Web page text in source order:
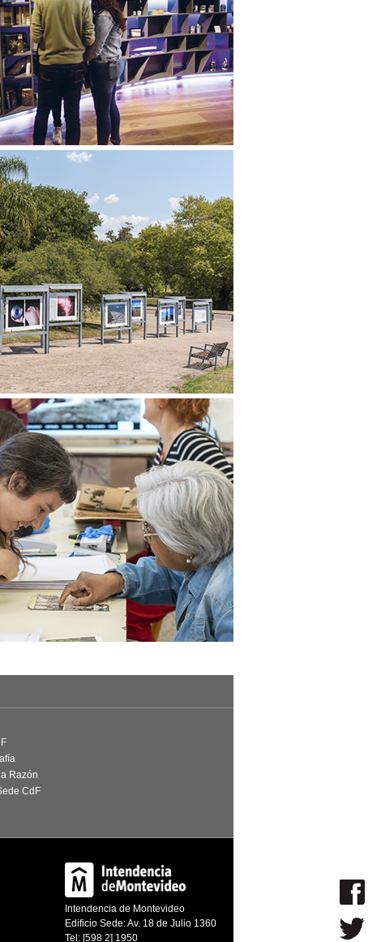
Razón
CdF
Intendencia de Montevideo
Edificio Sede: Av. 18 de Julio 1360
Tel: [598 2] 1950